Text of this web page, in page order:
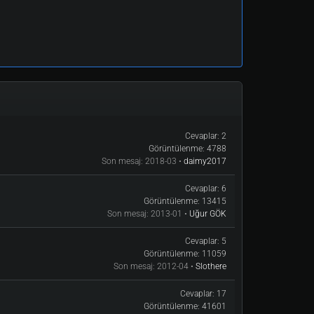
Cevaplar: 2
Görüntülenme: 4788
Son mesaj: 2018-03 • daimy2017
Cevaplar: 6
Görüntülenme: 13415
Son mesaj: 2013-01 • Uğur GÖK
Cevaplar: 5
Görüntülenme: 11059
Son mesaj: 2012-04 • Slothere
Cevaplar: 17
Görüntülenme: 41601